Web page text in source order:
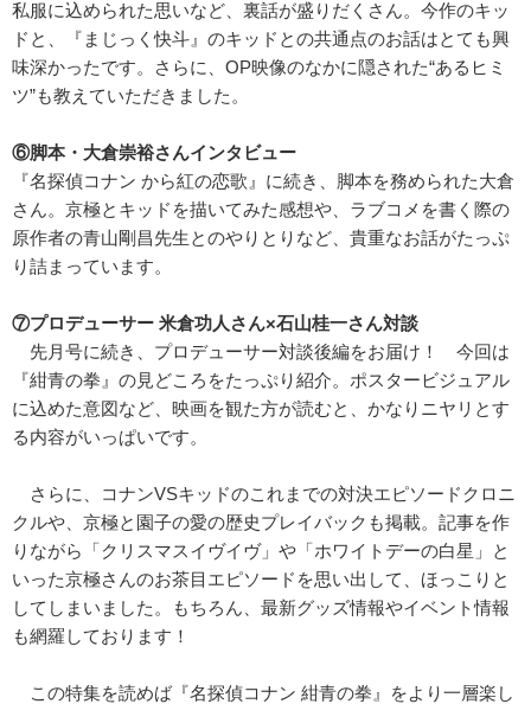
私服に込められた思いなど、裏話が盛りだくさん。今作のキッ
ドと、『まじっく快斗』のキッドとの共通点のお話はとても興
味深かったです。さらに、OP映像のなかに隠された“あるヒミ
ツ”も教えていただきました。
⑥脚本・大倉崇裕さんインタビュー
『名探偵コナン から紅の恋歌』に続き、脚本を務められた大倉
さん。京極とキッドを描いてみた感想や、ラブコメを書く際の
原作者の青山剛昌先生とのやりとりなど、貴重なお話がたっぷ
り詰まっています。
⑦プロデューサー 米倉功人さん×石山桂一さん対談
先月号に続き、プロデューサー対談後編をお届け！ 今回は
『紺青の拳』の見どころをたっぷり紹介。ポスタービジュアル
に込めた意図など、映画を観た方が読むと、かなりニヤリとす
る内容がいっぱいです。
さらに、コナンVSキッドのこれまでの対決エピソードクロニ
クルや、京極と園子の愛の歴史プレイバックも掲載。記事を作
りながら「クリスマスイヴイヴ」や「ホワイトデーの白星」と
いった京極さんのお茶目エピソードを思い出して、ほっこりと
してしまいました。もちろん、最新グッズ情報やイベント情報
も網羅しております！
この特集を読めば『名探偵コナン 紺青の拳』をより一層楽し